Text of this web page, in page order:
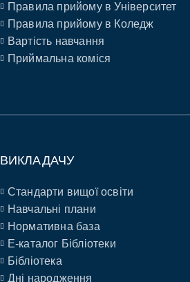
Правила прийому в Університет
Правила прийому в Коледж
Вартість навчання
Приймальна коміся
ВИКЛАДАЧУ
Стандарти вищої освіти
Навчальні плани
Нормативна база
E-каталог Бібліотеки
Бібліотека
Дні народження